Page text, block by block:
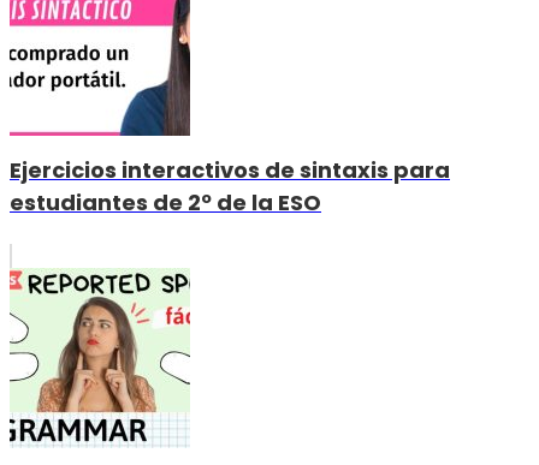
Ejercicios interactivos de sintaxis para
estudiantes de 2º de la ESO